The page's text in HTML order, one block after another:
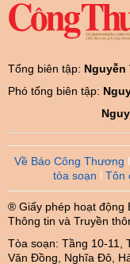
Tổng biên tập: Nguyễn
Phó tổng biên tập:
Về Báo Công Thương
tòa soạn
Tôn
® Giấy phép hoạt động
Thông tin và Truyền
Tòa soạn: Tầng 10-11,
Văn Đồng, Nghĩa Đô,